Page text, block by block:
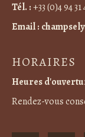
Tél. :+33 (0)4 94 31
Email :
HORAIRES
Heures
Rendez-vous